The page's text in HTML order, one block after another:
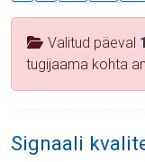
Valitud päeval
tugijaama kohta
Signaali